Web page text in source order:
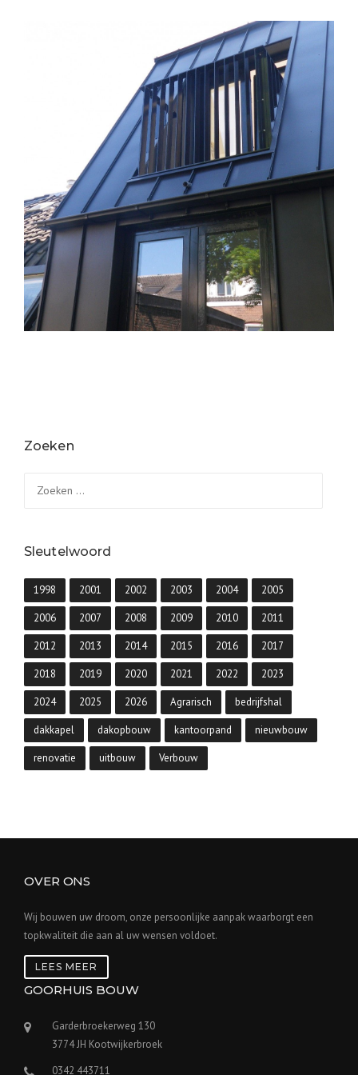
Zoeken
naar:
Sleutelwoord
1998 2001 2002 2003 2004 2005
2006 2007 2008 2009 2010 2011
2012 2013 2014 2015 2016 2017
2018 2019 2020 2021 2022 2023
2024 2025 2026 Agrarisch bedrijfshal
dakkapel dakopbouw kantoorpand nieuwbouw
renovatie uitbouw Verbouw
OVER ONS
Wij bouwen uw droom, onze persoonlijke aanpak waarborgt een
topkwaliteit die aan al uw wensen voldoet.
LEES MEER
GOORHUIS BOUW
Garderbroekerweg 130
3774 JH Kootwijkerbroek
0342 443711